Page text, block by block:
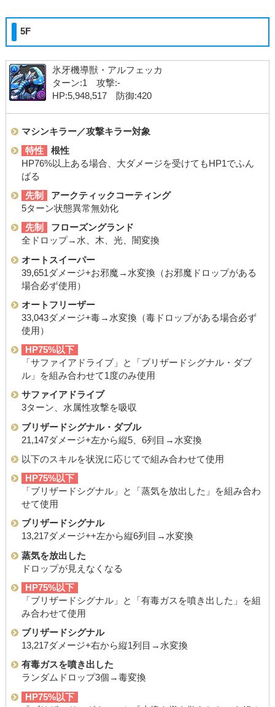
5F
氷牙機導獣・アルフェッカ
ターン:1 攻撃:-
HP:5,948,517 防御:420
マシンキラー／攻撃キラー対象
特性
根性
HP76%以上ある場合、大ダメージを受けてもHP1でふん
ばる
先制
アークティックコーティング
5ターン状態異常無効化
先制
フローズングランド
全ドロップ→水、木、光、闇変換
オートスイーパー
39,651ダメージ+お邪魔→水変換（お邪魔ドロップがある
場合必ず使用）
オートフリーザー
33,043ダメージ+毒→水変換（毒ドロップがある場合必ず
使用）
HP75%以下
「サファイアドライブ」と「ブリザードシグナル・ダブ
ル」を組み合わせて1度のみ使用
サファイアドライブ
3ターン、水属性攻撃を吸収
ブリザードシグナル・ダブル
21,147ダメージ+左から縦5、6列目→水変換
以下のスキルを状況に応じてで組み合わせて使用
HP75%以下
「ブリザードシグナル」と「蒸気を放出した」を組み合わ
せて使用
ブリザードシグナル
13,217ダメージ++左から縦6列目→水変換
蒸気を放出した
ドロップが見えなくなる
HP75%以下
「ブリザードシグナル」と「有毒ガスを噴き出した」を組
み合わせて使用
ブリザードシグナル
13,217ダメージ+右から縦1列目→水変換
有毒ガスを噴き出した
ランダムドロップ3個→毒変換
HP75%以下